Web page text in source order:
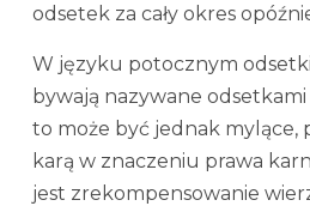
odsetek za cały okres
W języku potocznym
bywają nazywane
to może być jednak mylące,
karą w znaczeniu prawa
jest zrekompensowanie